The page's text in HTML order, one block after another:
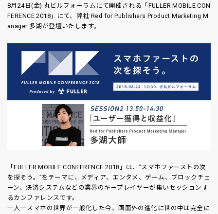
8月24日(金) 丸ビルフォーラムにて開催される「FULLER MOBILE CON
FERENCE 2018」にて、弊社 Red for Publishers Product Marketing M
anager 多湖が登壇いたします。
「FULLER MOBILE CONFERENCE 2018」は、”スマホファーストの次
を探そう。”をテーマに、メディア、エンタメ、ゲーム、ブロックチェ
ーン、決済システムなどの業界のキープレイヤーが集いセッションす
るカンファレンスです。
一人一スマホの世界が一般化した今、画面外の進化に世の中は完全に